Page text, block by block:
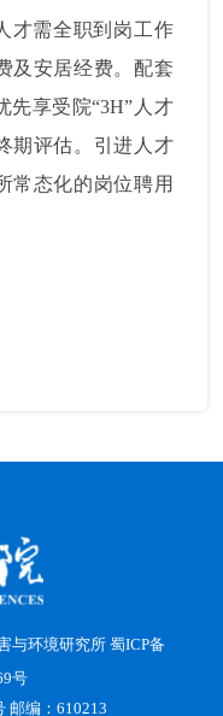
才需全职到岗工作
及安居经费。配套
先享受院“3H”人才
期评估。引进人才
常态化的岗位聘用
与环境研究所蜀ICP备
号
邮编：610213